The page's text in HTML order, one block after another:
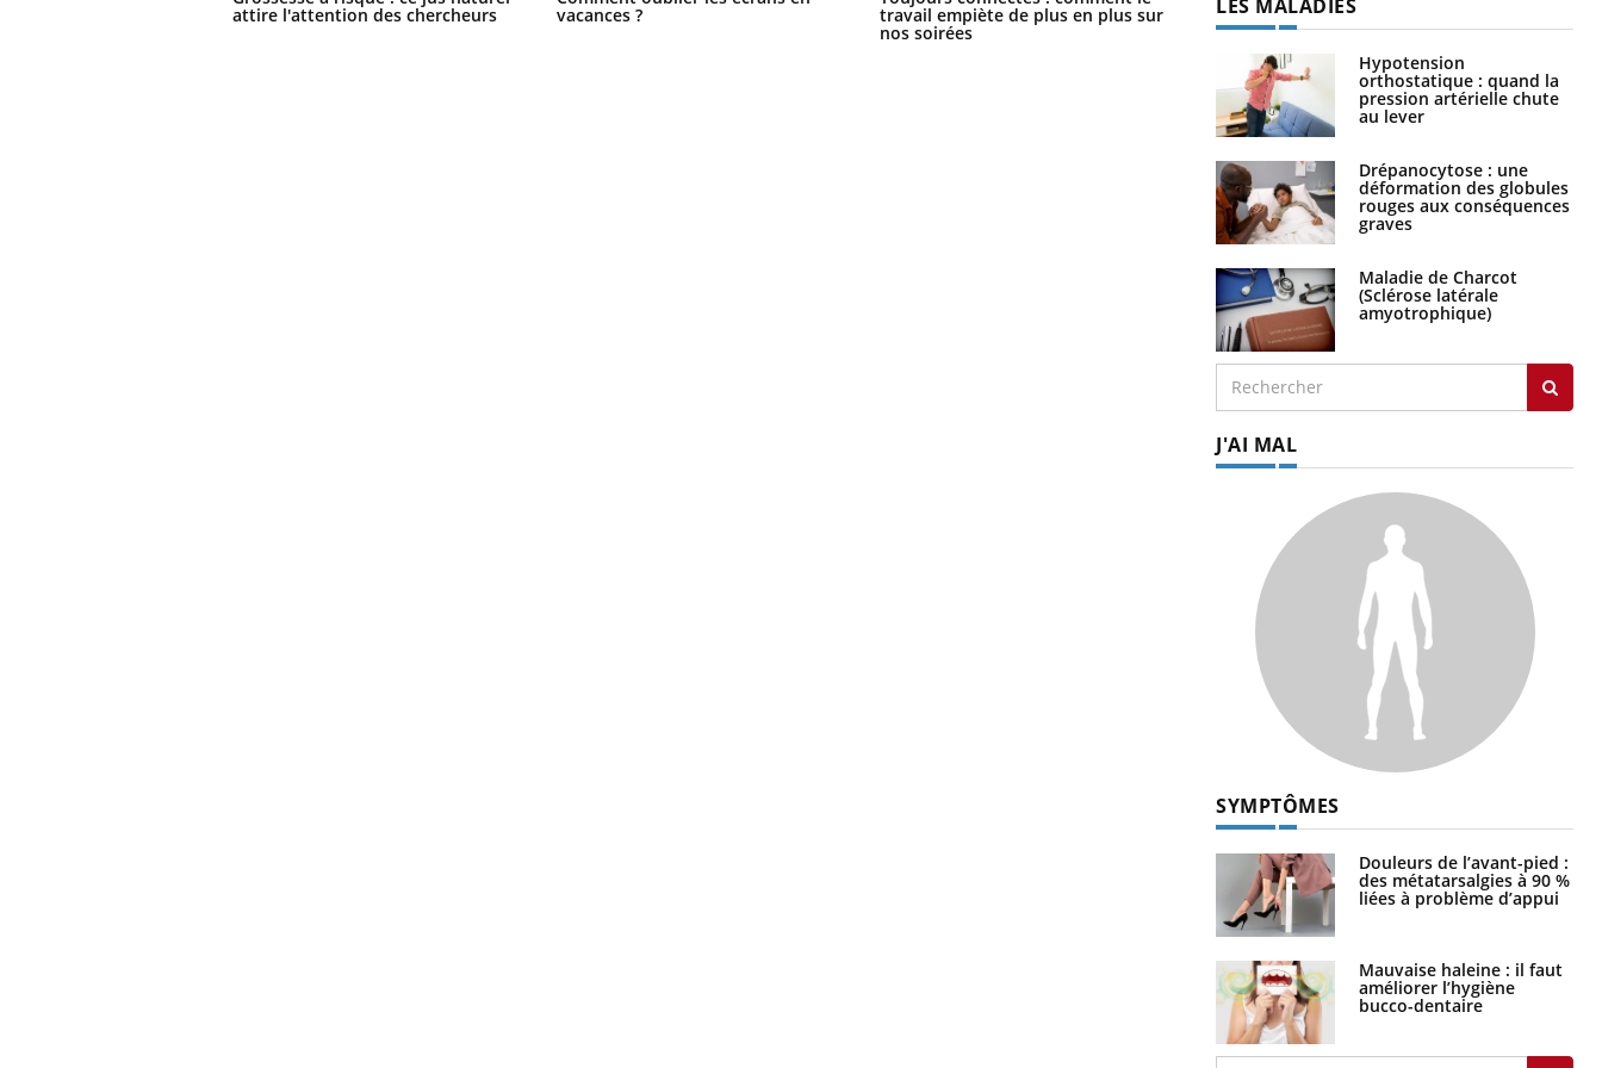
attire l'attention des chercheurs vacances ? travail empiète de plus en plus sur
nos soirées
simple aurait changé la donne au
Pays basque
LES MALADIES
Hypotension
orthostatique : quand la
pression artérielle chute
au lever
Drépanocytose : une
déformation des globules
rouges aux conséquences
graves
Maladie de Charcot
(Sclérose latérale
amyotrophique)
J'AI MAL
SYMPTÔMES
Douleurs de l’avant-pied :
des métatarsalgies à 90 %
liées à problème d’appui
Mauvaise haleine : il faut
améliorer l’hygiène
bucco-dentaire